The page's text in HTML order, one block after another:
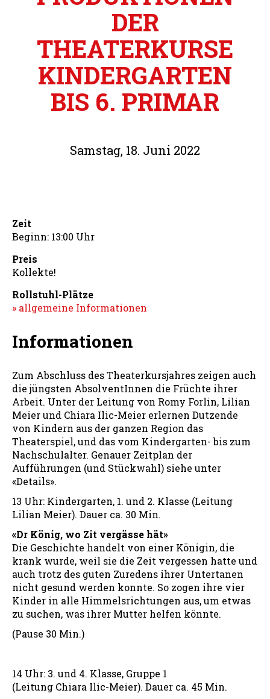
DER
THEATERKURSE
KINDERGARTEN
BIS 6. PRIMAR
Samstag, 18. Juni 2022
Zeit
Beginn: 13:00 Uhr
Preis
Kollekte!
Rollstuhl-Plätze
» allgemeine Informationen
Informationen
Zum Abschluss des Theaterkursjahres zeigen auch
die jüngsten AbsolventInnen die Früchte ihrer
Arbeit. Unter der Leitung von Romy Forlin, Lilian
Meier und Chiara Ilic-Meier erlernen Dutzende
von Kindern aus der ganzen Region das
Theaterspiel, und das vom Kindergarten- bis zum
Nachschulalter. Genauer Zeitplan der
Aufführungen (und Stückwahl) siehe unter
«Details».
13 Uhr: Kindergarten, 1. und 2. Klasse (Leitung
Lilian Meier). Dauer ca. 30 Min.
«Dr König, wo Zit vergässe hät»
Die Geschichte handelt von einer Königin, die
krank wurde, weil sie die Zeit vergessen hatte und
auch trotz des guten Zuredens ihrer Untertanen
nicht gesund werden konnte. So zogen ihre vier
Kinder in alle Himmelsrichtungen aus, um etwas
zu suchen, was ihrer Mutter helfen könnte.
(Pause 30 Min.)
14 Uhr: 3. und 4. Klasse, Gruppe 1
(Leitung Chiara Ilic-Meier). Dauer ca. 45 Min.